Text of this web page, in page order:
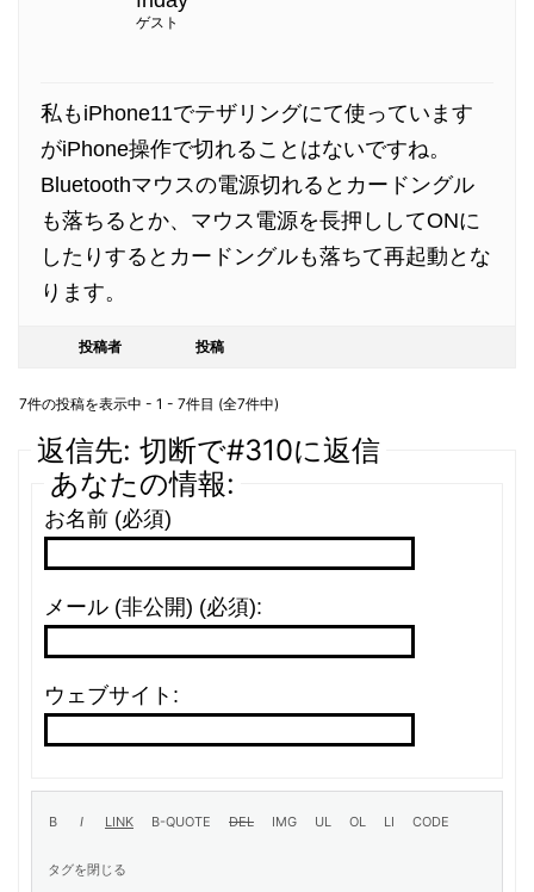
ゲスト
私もiPhone11でテザリングにて使っています
がiPhone操作で切れることはないですね。
Bluetoothマウスの電源切れるとカードングル
も落ちるとか、マウス電源を長押ししてONに
したりするとカードングルも落ちて再起動とな
ります。
投稿者 投稿
7件の投稿を表示中 - 1 - 7件目 (全7件中)
返信先: 切断で#310に返信
あなたの情報:
お名前 (必須)
メール (非公開) (必須):
ウェブサイト: